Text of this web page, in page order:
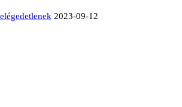
2023-09-12